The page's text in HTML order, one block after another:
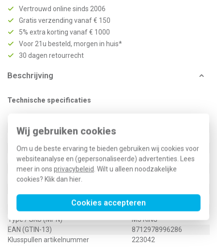
Wij gebruiken cookies
Om u de beste ervaring te bieden gebruiken wij cookies voor
websiteanalyse en (gepersonaliseerde) advertenties. Lees
meer in ons privacybeleid. Wilt u alleen noodzakelijke
cookies? Klik dan hier.
Cookies accepteren
Vertrouwd online sinds 2006
Gratis verzending vanaf € 150
5% extra korting vanaf € 1000
Voor 21u besteld, morgen in huis*
30 dagen retourrecht
Beschrijving
Technische specificaties
Buitendiameter
Binnendiameter
Dikte
0,5 Millimeter (mm)
Oppervlaktebescherming
Elektrolytisch verzinkt
Materiaalkwaliteit
Overig
Materiaal
9400854
Type / SKU (MPN)
M3 RING
EAN (GTIN-13)
8712978996286
Klusspullen artikelnummer
223042